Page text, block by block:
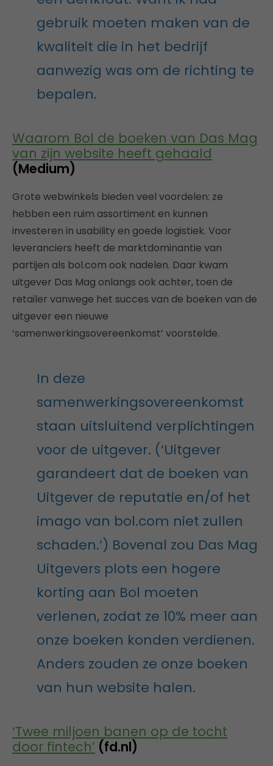
gebruik moeten maken van de
kwaliteit die in het bedrijf
aanwezig was om de richting te
bepalen.
Waarom Bol de boeken van Das Mag
van zijn website heeft gehaald
(Medium)
Grote webwinkels bieden veel voordelen: ze
hebben een ruim assortiment en kunnen
investeren in usability en goede logistiek. Voor
leveranciers heeft de marktdominantie van
partijen als bol.com ook nadelen. Daar kwam
uitgever Das Mag onlangs ook achter, toen de
retailer vanwege het succes van de boeken van de
uitgever een nieuwe
‘samenwerkingsovereenkomst’ voorstelde.
In deze
samenwerkingsovereenkomst
staan uitsluitend verplichtingen
voor de uitgever. (‘Uitgever
garandeert dat de boeken van
Uitgever de reputatie en/of het
imago van bol.com niet zullen
schaden.’) Bovenal zou Das Mag
Uitgevers plots een hogere
korting aan Bol moeten
verlenen, zodat ze 10% meer aan
onze boeken konden verdienen.
Anders zouden ze onze boeken
van hun website halen.
‘Twee miljoen banen op de tocht
door fintech’ (fd.nl)